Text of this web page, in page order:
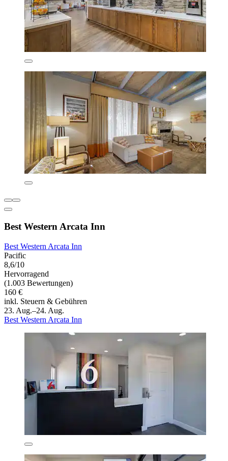
Best Western Arcata Inn
Best Western Arcata Inn
Pacific
8,6/10
Hervorragend
(1.003 Bewertungen)
160 €
inkl. Steuern & Gebühren
23. Aug.–24. Aug.
Best Western Arcata Inn